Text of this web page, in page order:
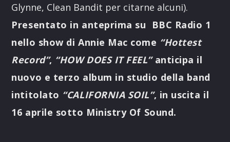
Glynne, Clean Bandit per citarne alcuni).
Presentato in anteprima su BBC Radio 1
nello show di Annie Mac come “Hottest
Record”, “HOW DOES IT FEEL”anticipa il
nuovo e terzo album in studio della band
intitolato “CALIFORNIA SOIL”, in uscita il
16 aprile sotto Ministry Of Sound.